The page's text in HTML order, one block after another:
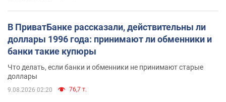
В ПриватБанке рассказали, действительны ли
доллары 1996 года: принимают ли обменники и
банки такие купюры
Что делать, если банки и обменники не принимают старые
доллары
9.08.2026 02:20 76,7 т.